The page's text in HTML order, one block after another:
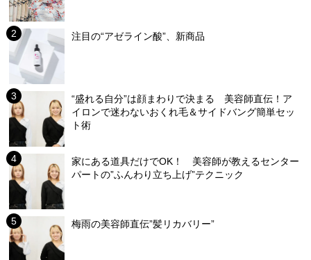
注目の“アゼライン酸”、新商品
“盛れる自分”は顔まわりで決まる 美容師直伝！ア
イロンで迷わないおくれ毛＆サイドバング簡単セッ
ト術
家にある道具だけでOK！ 美容師が教えるセンター
パートの”ふんわり立ち上げ”テクニック
梅雨の美容師直伝”髪リカバリー”